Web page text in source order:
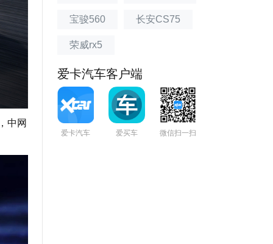
中网
宝骏560 长安CS75
荣威rx5
爱卡汽车客户端
爱卡汽车 爱买车 微信扫一扫